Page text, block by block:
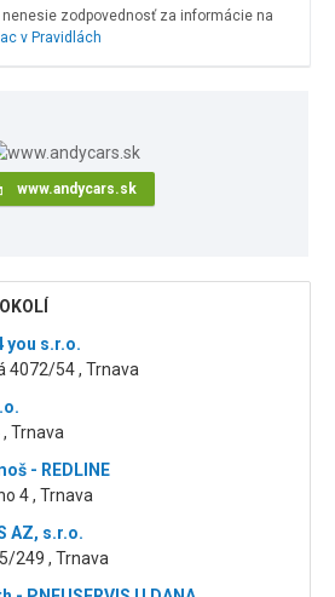
nenesie zodpovednosť za informácie na
v Pravidlách
www.andycars.sk
you s.r.o.
4072/54 , Trnava
Trnava
- REDLINE
4 , Trnava
AZ, s.r.o.
249 , Trnava